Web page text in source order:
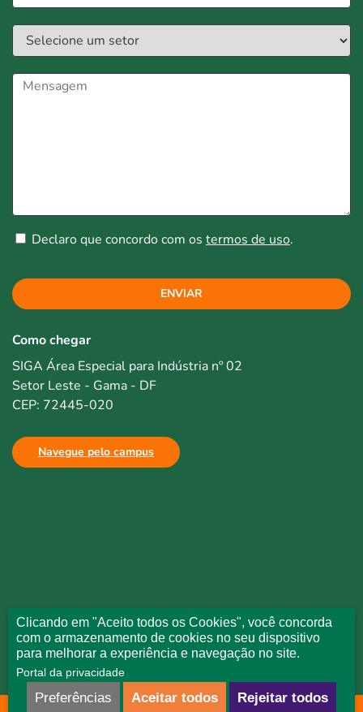
Declaro que concordo com os termos de uso.
ENVIAR
Como chegar
SIGA Área Especial para Indústria nº 02
Setor Leste - Gama - DF
CEP: 72445-020
Navegue pelo campus
Clicando em "Aceito todos os Cookies", você concorda
com o armazenamento de cookies no seu dispositivo
para melhorar a experiência e navegação no site.
Portal da privacidade
Preferências Aceitar todos Rejeitar todos